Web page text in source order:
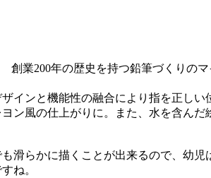
創業200年の歴史を持つ鉛筆づくりの
ンと機能性の融合により指を正しい
ン風の仕上がりに。また、水を含ん
滑らかに描くことが出来るので、幼
ね。